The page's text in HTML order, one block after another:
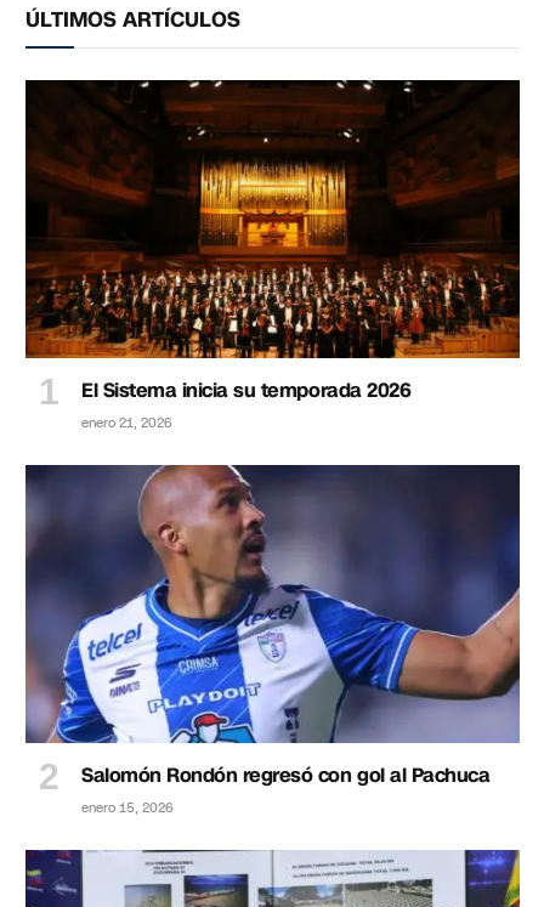
ÚLTIMOS ARTÍCULOS
El Sistema inicia su temporada 2026
enero 21, 2026
Salomón Rondón regresó con gol al Pachuca
enero 15, 2026